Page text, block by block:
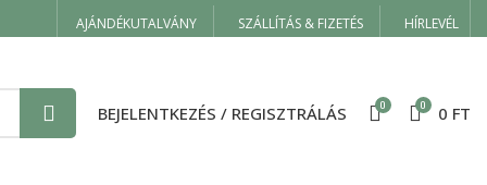
AJÁNDÉKUTALVÁNY SZÁLLÍTÁS & FIZETÉS HÍRLEVÉL
BEJELENTKEZÉS / REGISZTRÁLÁS 0 0 0 FT